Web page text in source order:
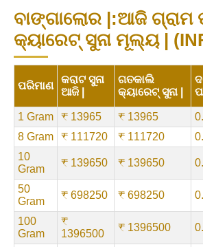
ବାଙ୍ଗାଲୋର |:ଆଜି ଗ୍ରାମ
କ୍ୟାରେଟ୍ ସୁନା ମୂଲ୍ୟ |
ପରିମାଣ
କରାଟ ସୁନା
ଆଜି |
ଗତକାଲି
କ୍ୟାରେଟ୍ ସୁନା |
1 Gram ₹ 13965 ₹ 13965
8 Gram
₹ 111720 ₹ 111720
10
Gram
₹ 139650 ₹ 139650
50
Gram
₹ 698250 ₹ 698250
100
Gram
₹
1396500
₹ 1396500